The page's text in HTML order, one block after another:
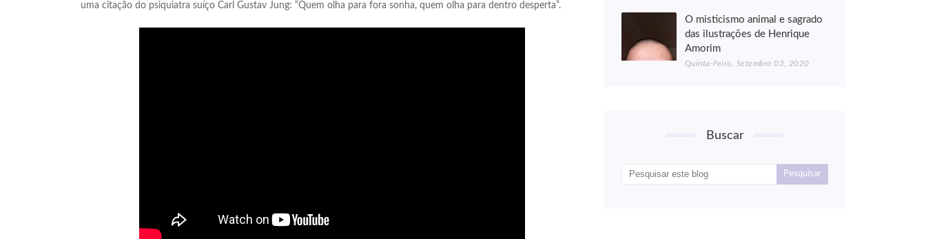
uma citação do psiquiatra suíço Carl Gustav Jung: “Quem olha para fora sonha, quem olha para dentro desperta”.
O misticismo animal e sagrado
das ilustrações de Henrique
Amorim
Quinta-Feira, Setembro 03, 2020
Buscar